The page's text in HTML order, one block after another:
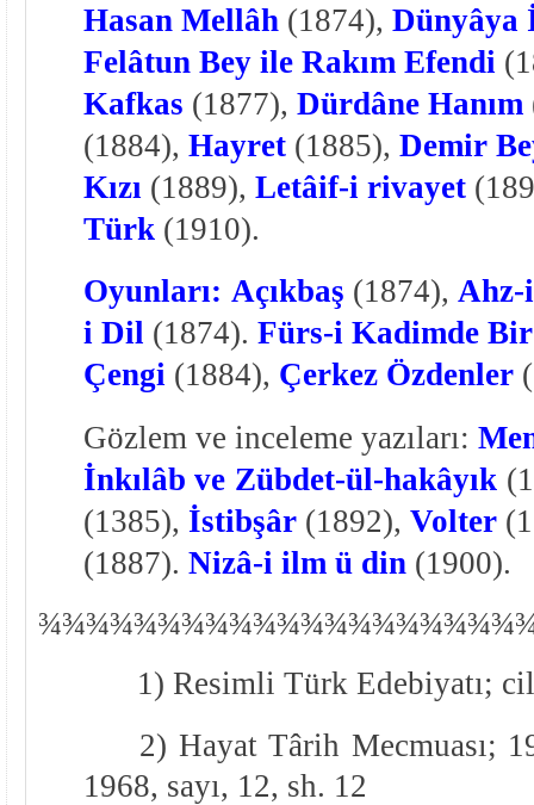
Hasan Mellâh (1874), Dünyâya
Felâtun Bey ile Rakım Efendi
Kafkas (1877), Dürdâne Hanım
(1884), Hayret(1885), Demir
Kızı (1889), Letâif-i rivayet
Türk (1910).
Oyunları: Açıkbaş (1874), Ahz-
i Dil (1874). Fürs-i Kadimde
Çengi(1884), Çerkez Özdenler
Gözlem ve inceleme yazıları:
İnkılâb ve Zübdet-ül-hakâyık
(1385), İstibşâr(1892), Volter
(1887). Nizâ-i ilm ü din (1900).
¾¾
1) Resimli Türk Edebiyatı;
2) Hayat Târih Mecmuası;
1968, sayı, 12, sh. 12